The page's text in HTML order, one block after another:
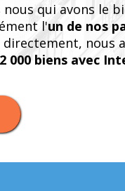
nous qui avons le
l'un de nos
nous
000 biens avec